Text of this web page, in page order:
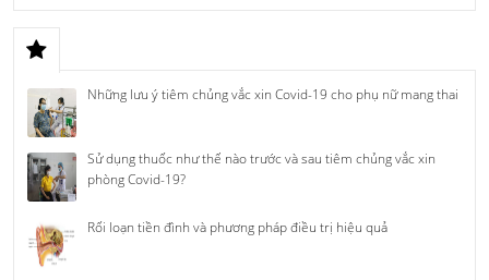
Những lưu ý tiêm chủng vắc xin Covid-19 cho phụ nữ mang thai
Sử dụng thuốc như thế nào trước và sau tiêm chủng vắc xin
phòng Covid-19?
Rối loạn tiền đình và phương pháp điều trị hiệu quả